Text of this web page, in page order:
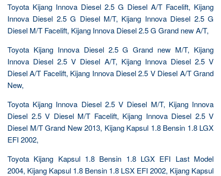
Toyota Kijang Innova Diesel 2.5 G Diesel A/T Facelift, Kijang
Innova Diesel 2.5 G Diesel M/T, Kijang Innova Diesel 2.5 G
Diesel M/T Facelift, Kijang Innova Diesel 2.5 G Grand new A/T,
Toyota Kijang Innova Diesel 2.5 G Grand new M/T, Kijang
Innova Diesel 2.5 V Diesel A/T, Kijang Innova Diesel 2.5 V
Diesel A/T Facelift, Kijang Innova Diesel 2.5 V Diesel A/T Grand
New,
Toyota Kijang Innova Diesel 2.5 V Diesel M/T, Kijang Innova
Diesel 2.5 V Diesel M/T Facelift, Kijang Innova Diesel 2.5 V
Diesel M/T Grand New 2013, Kijang Kapsul 1.8 Bensin 1.8 LGX
EFI 2002,
Toyota Kijang Kapsul 1.8 Bensin 1.8 LGX EFI Last Model
2004, Kijang Kapsul 1.8 Bensin 1.8 LSX EFI 2002, Kijang Kapsul